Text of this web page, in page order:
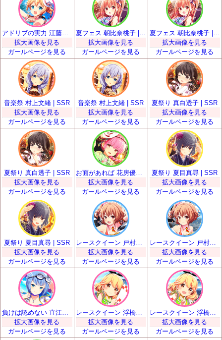
拡大画像を見る
ガールページを見る
夏フェス 朝比奈桃子 | SSR
拡大画像を見る
ガールページを見る
夏フェス 朝比奈桃子 | SSR
拡大画像を見る
ガールページを見る
音楽祭 村上文緒 | SSR
拡大画像を見る
ガールページを見る
音楽祭 村上文緒 | SSR
拡大画像を見る
ガールページを見る
夏祭り 真白透子 | SSR
拡大画像を見る
ガールページを見る
夏祭り 真白透子 | SSR
拡大画像を見る
ガールページを見る
お面があれば 花房優輝 | SSR
拡大画像を見る
ガールページを見る
夏祭り 夏目真尋 | SSR
拡大画像を見る
ガールページを見る
夏祭り 夏目真尋 | SSR
拡大画像を見る
ガールページを見る
レースクイーン 戸村美知留 | SSR
拡大画像を見る
ガールページを見る
レースクイーン 戸村美知留 | SSR
拡大画像を見る
ガールページを見る
拡大画像を見る
ガールページを見る
レースクイーン 浮橋明日香 | SSR
拡大画像を見る
ガールページを見る
レースクイーン 浮橋明日香 | SSR
拡大画像を見る
ガールページを見る